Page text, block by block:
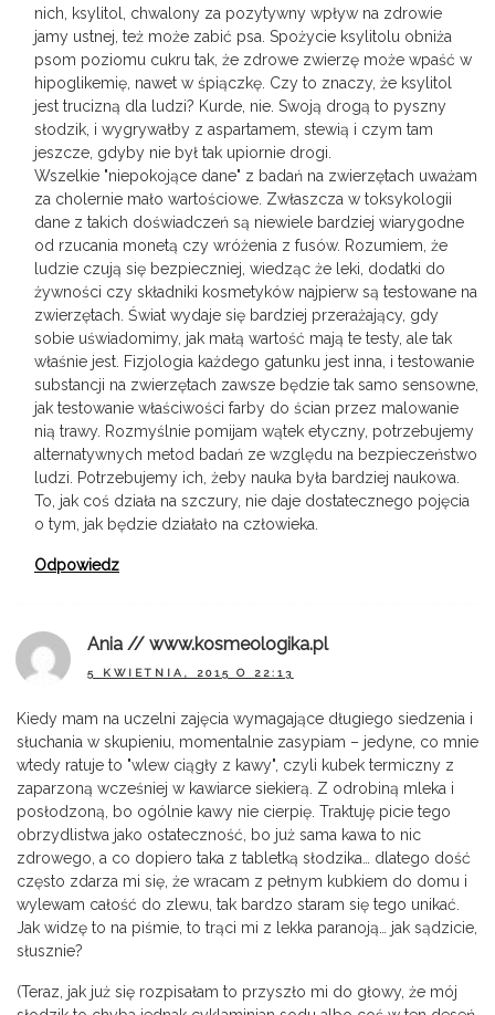
nich, ksylitol, chwalony za pozytywny wpływ na zdrowie
jamy ustnej, też może zabić psa. Spożycie ksylitolu obniża
psom poziomu cukru tak, że zdrowe zwierzę może wpaść w
hipoglikemię, nawet w śpiączkę. Czy to znaczy, że ksylitol
jest trucizną dla ludzi? Kurde, nie. Swoją drogą to pyszny
słodzik, i wygrywałby z aspartamem, stewią i czym tam
jeszcze, gdyby nie był tak upiornie drogi.
Wszelkie "niepokojące dane" z badań na zwierzętach uważam
za cholernie mało wartościowe. Zwłaszcza w toksykologii
dane z takich doświadczeń są niewiele bardziej wiarygodne
od rzucania monetą czy wróżenia z fusów. Rozumiem, że
ludzie czują się bezpieczniej, wiedząc że leki, dodatki do
żywności czy składniki kosmetyków najpierw są testowane na
zwierzętach. Świat wydaje się bardziej przerażający, gdy
sobie uświadomimy, jak małą wartość mają te testy, ale tak
właśnie jest. Fizjologia każdego gatunku jest inna, i testowanie
substancji na zwierzętach zawsze będzie tak samo sensowne,
jak testowanie właściwości farby do ścian przez malowanie
nią trawy. Rozmyślnie pomijam wątek etyczny, potrzebujemy
alternatywnych metod badań ze względu na bezpieczeństwo
ludzi. Potrzebujemy ich, żeby nauka była bardziej naukowa.
To, jak coś działa na szczury, nie daje dostatecznego pojęcia
o tym, jak będzie działało na człowieka.
Odpowiedz
Ania // www.kosmeologika.pl
5 KWIETNIA, 2015 O 22:13
Kiedy mam na uczelni zajęcia wymagające długiego siedzenia i
słuchania w skupieniu, momentalnie zasypiam – jedyne, co mnie
wtedy ratuje to "wlew ciągły z kawy", czyli kubek termiczny z
zaparzoną wcześniej w kawiarce siekierą. Z odrobiną mleka i
posłodzoną, bo ogólnie kawy nie cierpię. Traktuję picie tego
obrzydlistwa jako ostateczność, bo już sama kawa to nic
zdrowego, a co dopiero taka z tabletką słodzika… dlatego dość
często zdarza mi się, że wracam z pełnym kubkiem do domu i
wylewam całość do zlewu, tak bardzo staram się tego unikać.
Jak widzę to na piśmie, to trąci mi z lekka paranoją… jak sądzicie,
słusznie?
(Teraz, jak już się rozpisałam to przyszło mi do głowy, że mój